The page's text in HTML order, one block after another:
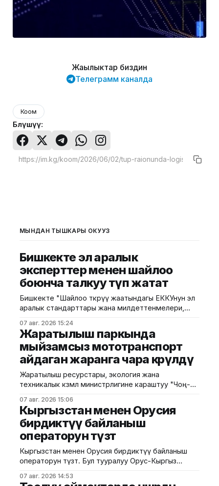
Жаңылыктар биздин
Телеграмм каналда
Коом
Бөлүшүү:
МЫНДАН ТЫШКАРЫ ОКУҢУЗ
Бишкекте эл аралык
эксперттер менен шайлоо
боюнча талкуу өтүп жатат
Бишкекте "Шайлоо өткөрүү жаатындагы ЕККУнун эл
аралык стандарттары жана милдеттенмелери,
адам укуктары боюнча бюросунун сунуштарын
ишке ашыруу" темасында эки күндүк тегерек үстөл
өтүп жатат. БШКнын басма сөз кызматы
билдиргендей, иш-чараны Борбордук шайлоо
комиссиясынын төрагасынын орун басары Лейла
Лурова ачып, өлкөдөгү шайлоо системасын
07 авг. 2026 15:24
Жаратылыш паркында
мыйзамсыз мототранспорт
айдаган жаранга чара көрүлдү
Жаратылыш ресурстары, экология жана
техникалык көзөмөл министрлигине караштуу "Чоң-
кызматкерлери тарабынан жаратылышты коргоо
мыйзамдарынын талаптарынын сакталышын
камсыз кылуу максатында кезектеги рейддик иш-
чара өткөрүлдү. Ведомствонун маалыматына
ылайык, рейддин жүрүшүндө парктын аймагында
мототранспорт каражаты менен мыйзамсыз
жүрүп, жайыт жерлерине зыян келтирген жаран
аныкталды. Аталган факты
07 авг. 2026 15:06
Кыргызстан менен Орусия
бирдиктүү байланыш
операторун түзөт
Кыргызстан менен Орусия бирдиктүү байланыш
операторун түзөт. Бул тууралуу Орус-Кыргыз
Новиков билдирди. "Тиешелүү келишимге кол
07 авг. 2026 14:53